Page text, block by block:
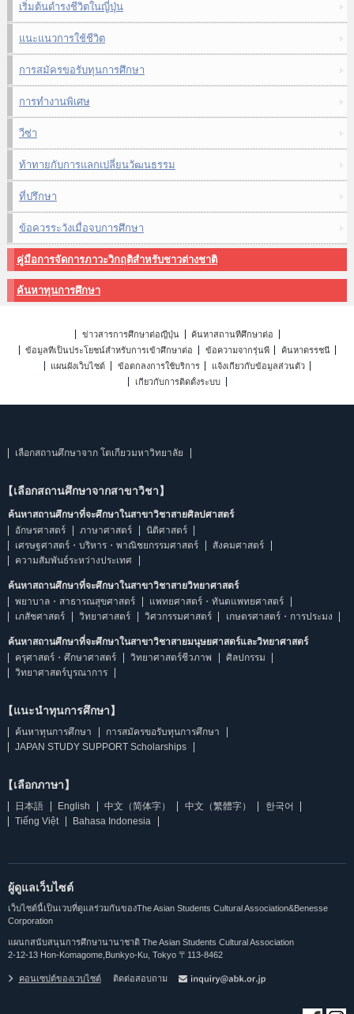
เริ่มต้นดำรงชีวิตในญี่ปุ่น
แนะแนวการใช้ชีวิต
การสมัครขอรับทุนการศึกษา
การทำงานพิเศษ
วีซ่า
ท้าทายกับการแลกเปลี่ยนวัฒนธรรม
ที่ปรึกษา
ข้อควรระวังเมื่อจบการศึกษา
คู่มือการจัดการภาวะวิกฤติสำหรับชาวต่างชาติ
ค้นหาทุนการศึกษา
ข่าวสารการศึกษาต่อญี่ปุ่น
ค้นหาสถานที่ศึกษาต่อ
ข้อมูลที่เป็นประโยชน์สำหรับการเข้าศึกษาต่อ
ข้อความจากรุ่นพี่
ค้นหาดรรชนี
แผนผังเว็บไซต์
ข้อตกลงการใช้บริการ
แจ้งเกี่ยวกับข้อมูลส่วนตัว
เกี่ยวกับการติดตั้งระบบ
เลือกสถานศึกษาจาก โตเกียวมหาวิทยาลัย
【เลือกสถานศึกษาจากสาขาวิชา】
ค้นหาสถานศึกษาที่จะศึกษาในสาขาวิชาสายศิลปศาสตร์
อักษรศาสตร์
ภาษาศาสตร์
นิติศาสตร์
เศรษฐศาสตร์・บริหาร・พาณิชยกรรมศาสตร์
สังคมศาสตร์
ความสัมพันธ์ระหว่างประเทศ
ค้นหาสถานศึกษาที่จะศึกษาในสาขาวิชาสายวิทยาศาสตร์
พยาบาล・สาธารณสุขศาสตร์
แพทยศาสตร์・ทันตแพทยศาสตร์
เภสัชศาสตร์
วิทยาศาสตร์ วิศวกรรมศาสตร์ เกษตรศาสตร์・การประมง
ค้นหาสถานศึกษาที่จะศึกษาในสาขาวิชาสายมนุษยศาสตร์และวิทยาศาสตร์
ครุศาสตร์・ศึกษาศาสตร์
วิทยาศาสตร์ชีวภาพ
ศิลปกรรม
วิทยาศาสตร์บูรณาการ
【แนะนำทุนการศึกษา】
ค้นหาทุนการศึกษา
การสมัครขอรับทุนการศึกษา
JAPAN STUDY SUPPORT Scholarships
【เลือกภาษา】
日本語 English 中文（简体字） 中文（繁體字）
한국어
Tiếng Việt
Bahasa Indonesia
ผู้ดูแลเว็บไซต์
เว็บไซต์นี้เป็นเวบที่ดูแลร่วมกันของThe Asian Students Cultural Association&Benesse
Corporation
แผนกสนับสนุนการศึกษานานาชาติ The Asian Students Cultural Association
2-12-13 Hon-Komagome,Bunkyo-Ku, Tokyo 〒113-8462
คอนเซปต์ของเวบไซต์ ติดต่อสอบถาม